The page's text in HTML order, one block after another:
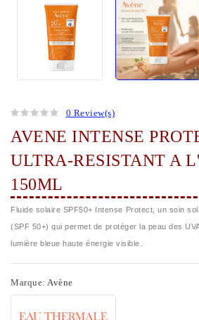
0 Review(s)
AVENE INTENSE
ULTRA-RESISTANT A
150ML
Fluide solaire SPF50+ Intense Protect, un soin
(SPF 50+) qui permet de protéger la peau des
lumière bleue haute énergie visible.
Marque: Avène